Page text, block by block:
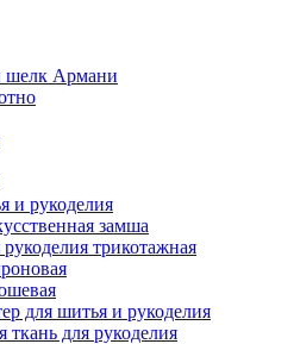
шелк Армани
и рукоделия
замша
трикотажная
для шитья и рукоделия
ткань для рукоделия